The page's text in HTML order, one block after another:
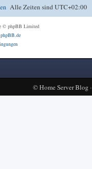
Alle Zeiten sindUTC+02:00
© phpBB Limited
phpBB.de
©Home Server Blog